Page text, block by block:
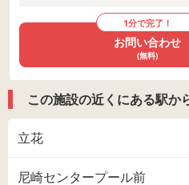
1分で完了！
お問い合わせ
(無料)
この施設の近くにある駅か
立花
尼崎センタープール前